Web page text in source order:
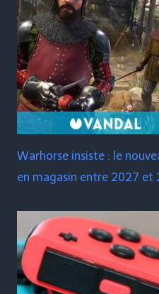
Warhorse insiste : le
en magasin entre 2027 et